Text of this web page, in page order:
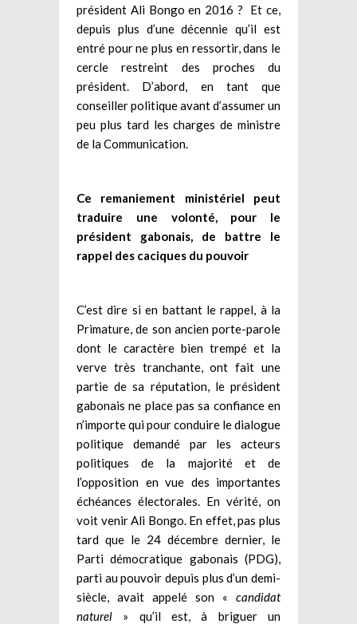
président Ali Bongo en 2016 ? Et ce,
depuis plus d’une décennie qu’il est
entré pour ne plus en ressortir, dans le
cercle restreint des proches du
président. D’abord, en tant que
conseiller politique avant d’assumer un
peu plus tard les charges de ministre
de la Communication.
Ce remaniement ministériel peut
traduire une volonté, pour le
président gabonais, de battre le
rappel des caciques du pouvoir
C’est dire si en battant le rappel, à la
Primature, de son ancien porte-parole
dont le caractère bien trempé et la
verve très tranchante, ont fait une
partie de sa réputation, le président
gabonais ne place pas sa confiance en
n’importe qui pour conduire le dialogue
politique demandé par les acteurs
politiques de la majorité et de
l’opposition en vue des importantes
échéances électorales. En vérité, on
voit venir Ali Bongo. En effet, pas plus
tard que le 24 décembre dernier, le
Parti démocratique gabonais (PDG),
parti au pouvoir depuis plus d’un demi-
siècle, avait appelé son « candidat
naturel » qu’il est, à briguer un